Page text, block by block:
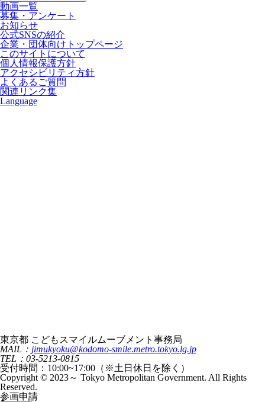
動画一覧
募集・アンケート
お知らせ
公式SNSの紹介
企業・団体向けトップページ
このサイトについて
個人情報保護方針
アクセシビリティ方針
よくあるご質問
関連リンク集
Language
東京都 こどもスマイルムーブメント事務局
MAIL： jimukyoku@kodomo-smile.metro.tokyo.lg.jp
TEL：03-5213-0815
受付時間：10:00~17:00（※土日休日を除く）
Copyright © 2023～ Tokyo Metropolitan Government. All Rights
Reserved.
参画申請